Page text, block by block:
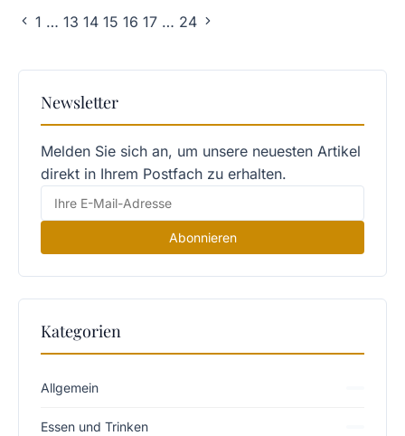
1 … 13 14 15 16 17 … 24
Newsletter
Melden Sie sich an, um unsere neuesten Artikel
direkt in Ihrem Postfach zu erhalten.
Abonnieren
Kategorien
Allgemein
Essen und Trinken